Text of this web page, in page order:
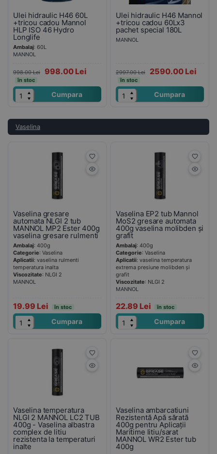
Ulei hidraulic H46 60L
+tricou cadou Mannol
HLP ISO 46 Hydro
Longlife
Ambalaj: 60L
MANNOL
998.00 Lei 998.00 Lei
în stoc
Cumpara
Ulei hidraulic H46 Mannol
+tricou cadou 60Lx3
pachet special 180L
MANNOL
2997.00 Lei 2590.00 Lei
în stoc
Cumpara
Vaselina
Vaselina gresare
automata NLGI 2 tub
MANNOL MP2 Ester 400g
vaselina gresare rulmenti
Ambalaj: 400g
Categorie: Vaselina
Aplicatii: vaselina rulmenti
temperatura inalta
Viscozitate: NLGI 2
MANNOL
19.99 Lei în stoc
Cumpara
Vaselina EP2 tub Mannol
MoS2 gresare automata
400g vaselina molibden și
grafit
Ambalaj: 400g
Categorie: Vaselina
Aplicatii: vaselina temperatura
extrema presiune molibden și
grafit
Viscozitate: NLGI 2
MANNOL
22.89 Lei în stoc
Cumpara
Vaselina temperatura
NLGI 2 MANNOL LC2 TUB
400g - Vaselina albastra
complex de litiu
rezistenta la temperaturi
inalte
Vaselina ambarcatiuni
Rezistentă Apă sărată
400g pentru Aplicații
Maritime litiu/sarat
MANNOL WR2 Ester tub
400g